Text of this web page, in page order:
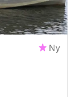
Ny